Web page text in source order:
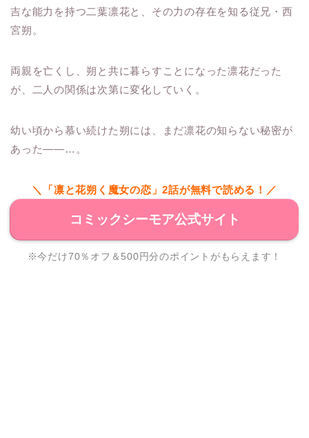
吉な能力を持つ二葉凛花と、その力の存在を知る従兄・西
宮朔。
両親を亡くし、朔と共に暮らすことになった凛花だった
が、二人の関係は次第に変化していく。
幼い頃から慕い続けた朔には、まだ凛花の知らない秘密が
あった——…。
＼「凛と花朔く魔女の恋」2話が無料で読める！／
コミックシーモア公式サイト
※今だけ70％オフ＆500円分のポイントがもらえます！